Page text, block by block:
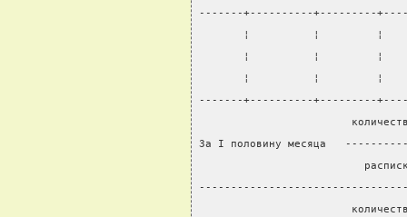
-------+----------+---------
¦          ¦         ¦
¦          ¦         ¦
¦          ¦         ¦
-------+----------+---------
За I половину месяца